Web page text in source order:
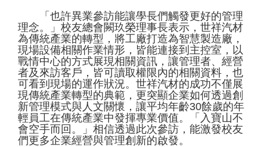
「也許異業參訪能讓學長們觸發更好的管理
理念。」校友總會闕玖榮理事長表示，世祥汽材
為傳統產業的轉型，將工廠打造為智慧製造廠，
現場設備相關作業情形，皆能連接到主控室，以
戰情中心的方式展現相關資訊，讓管理者、經營
者及來訪客戶，皆可讀取權限內的相關資料，也
可看到現場的運作狀況。世祥汽材的成功不僅展
現傳統產業轉型的典範，更突顯企業如何透過創
新管理模式與人文關懷，讓平均年齡30餘歲的年
輕員工在傳統產業中發揮專業價值。「入寶山不
會空手而回。」相信透過此次參訪，能激發校友
們更多企業經營與管理創新的啟發。